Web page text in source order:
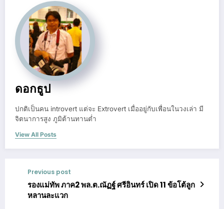
ดอกธูป
ปกติเป็นคน introvert แต่จะ Extrovert เมื่ออยู่กับเพื่อนในวงเล่า มี
จิตนาการสูง ภูมิต้านทานต่ำ
View All Posts
Previous post
รองแม่ทัพ ภาค2 พล.ต.ณัฏฐ์ ศรีอินทร์ เปิด 11 ข้อโต้ลูก
หลานละแวก